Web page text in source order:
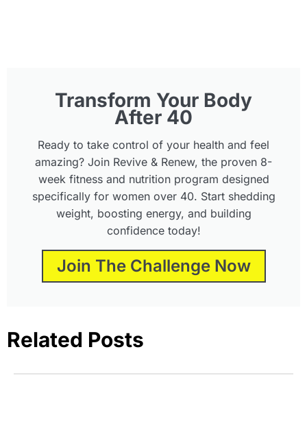
Transform Your Body
After 40
Ready to take control of your health and feel
amazing? Join Revive & Renew, the proven 8-
week fitness and nutrition program designed
specifically for women over 40. Start shedding
weight, boosting energy, and building
confidence today!
Join The Challenge Now
Related Posts